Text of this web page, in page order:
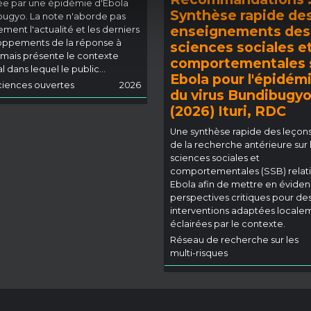
par une épidémie d'Ebola
La note n'aborde pas
l'actualité et les derniers
de la réponse à
présente le contexte
dans lequel le public...
ouvertes
2026
Synthèse rapide
enseignements des
sciences sociales
comportementales
Ebola pour
du virus Bundibugyo
(2026) Ituri, RDC
Une synthèse rapide des
de la recherche antérieure sur
sciences sociales et
comportementales (SSB)
Ebola afin de mettre en
perspectives critiques pour
interventions adaptées
éclairées par le contexte.
Réseau de recherche sur les
multi-risques